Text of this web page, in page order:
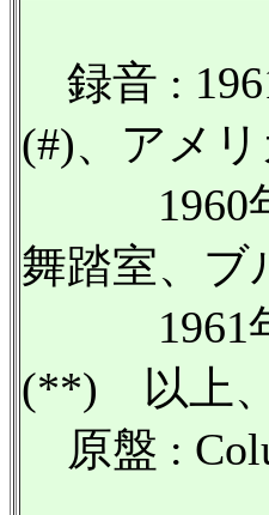
録音 :
(#)、アメ
1960年1
舞踏室、ブ
1961年1
(**) 以上
原盤 :